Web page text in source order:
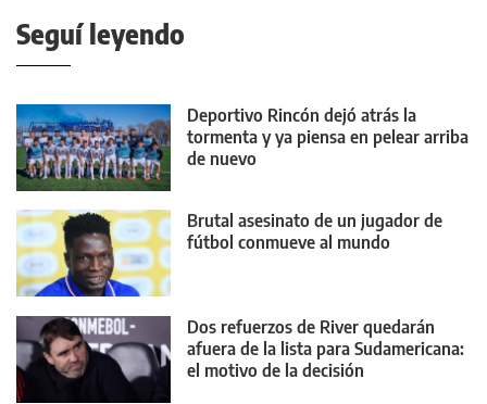
Seguí leyendo
Deportivo Rincón dejó atrás la
tormenta y ya piensa en pelear arriba
de nuevo
Brutal asesinato de un jugador de
fútbol conmueve al mundo
Dos refuerzos de River quedarán
afuera de la lista para Sudamericana:
el motivo de la decisión